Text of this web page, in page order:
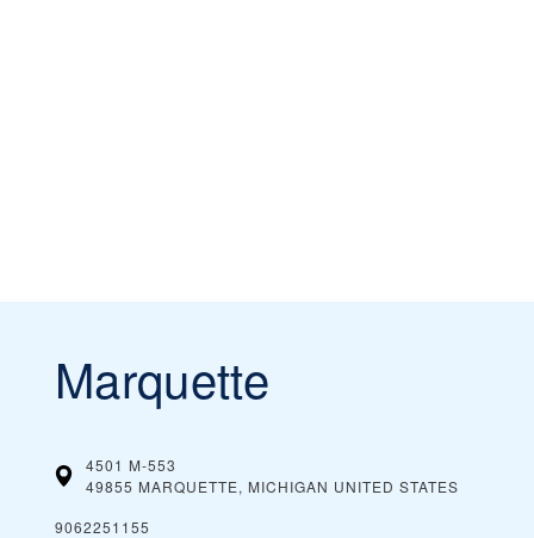
Marquette
4501 M-553
49855 MARQUETTE, MICHIGAN UNITED STATES
9062251155